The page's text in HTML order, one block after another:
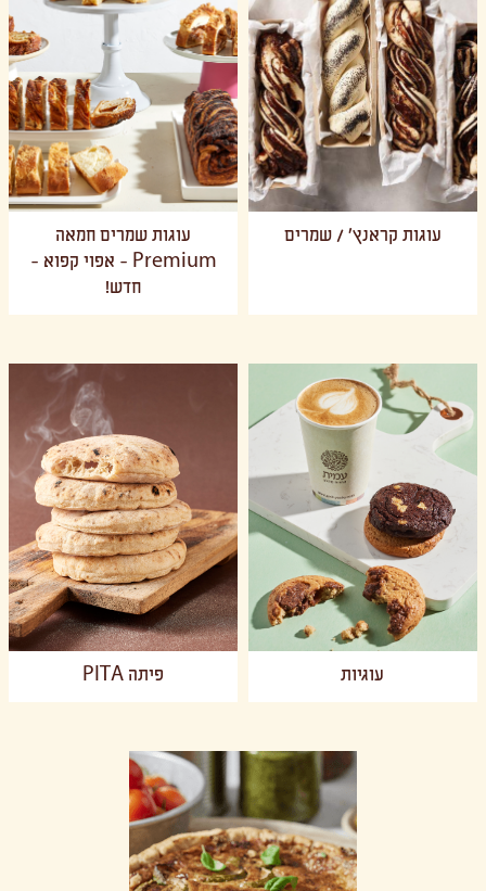
עוגות קראנץ' / שמרים
עוגות שמרים חמאה
Premium - אפוי קפוא -
חדש!
עוגיות פיתה PITA